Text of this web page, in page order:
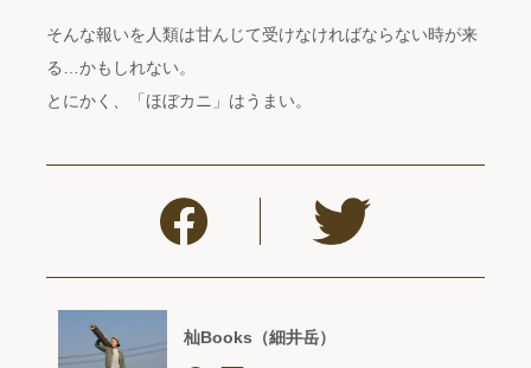
そんな報いを人類は甘んじて受けなければならない時が来
る…かもしれない。
とにかく、「ほぼカニ」はうまい。
杣Books（細井岳）